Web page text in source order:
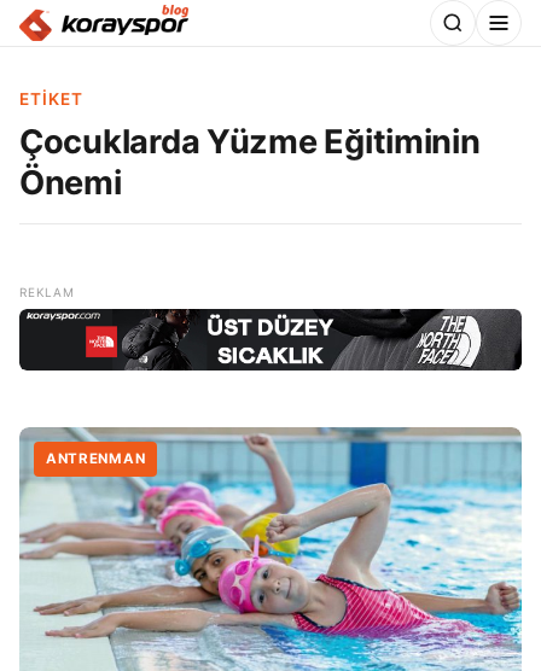
ETIKET
Çocuklarda Yüzme Eğitiminin
Önemi
ANTRENMAN